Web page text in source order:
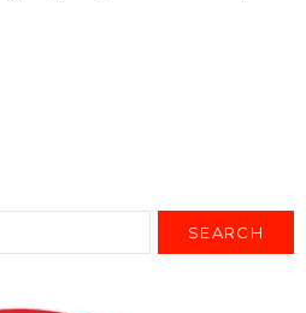
SEARCH